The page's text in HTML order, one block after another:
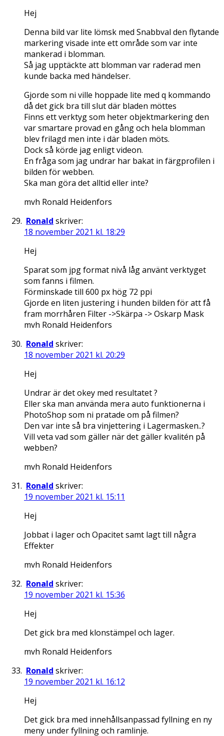
Hej
Denna bild var lite lömsk med Snabbval den flytande
markering visade inte ett område som var inte
mankerad i blomman.
Så jag upptäckte att blomman var raderad men
kunde backa med händelser.
Gjorde som ni ville hoppade lite med q kommando
då det gick bra till slut där bladen möttes
Finns ett verktyg som heter objektmarkering den
var smartare provad en gång och hela blomman
blev frilagd men inte i där bladen möts.
Dock så körde jag enligt videon.
En fråga som jag undrar har bakat in färgprofilen i
bilden för webben.
Ska man göra det alltid eller inte?
mvh Ronald Heidenfors
Ronald skriver:
18 november 2021 kl. 18:29
Hej
Sparat som jpg format nivå låg använt verktyget
som fanns i filmen.
Förminskade till 600 px hög 72 ppi
Gjorde en liten justering i hunden bilden för att få
fram morrhåren Filter ->Skärpa -> Oskarp Mask
mvh Ronald Heidenfors
Ronald skriver:
18 november 2021 kl. 20:29
Hej
Undrar är det okey med resultatet ?
Eller ska man använda mera auto funktionerna i
PhotoShop som ni pratade om på filmen?
Den var inte så bra vinjettering i Lagermasken..?
Vill veta vad som gäller när det gäller kvalitén på
webben?
mvh Ronald Heidenfors
Ronald skriver:
19 november 2021 kl. 15:11
Hej
Jobbat i lager och Opacitet samt lagt till några
Effekter
mvh Ronald Heidenfors
Ronald skriver:
19 november 2021 kl. 15:36
Hej
Det gick bra med klonstämpel och lager.
mvh Ronald Heidenfors
Ronald skriver:
19 november 2021 kl. 16:12
Hej
Det gick bra med innehållsanpassad fyllning en ny
meny under fyllning och ramlinje.